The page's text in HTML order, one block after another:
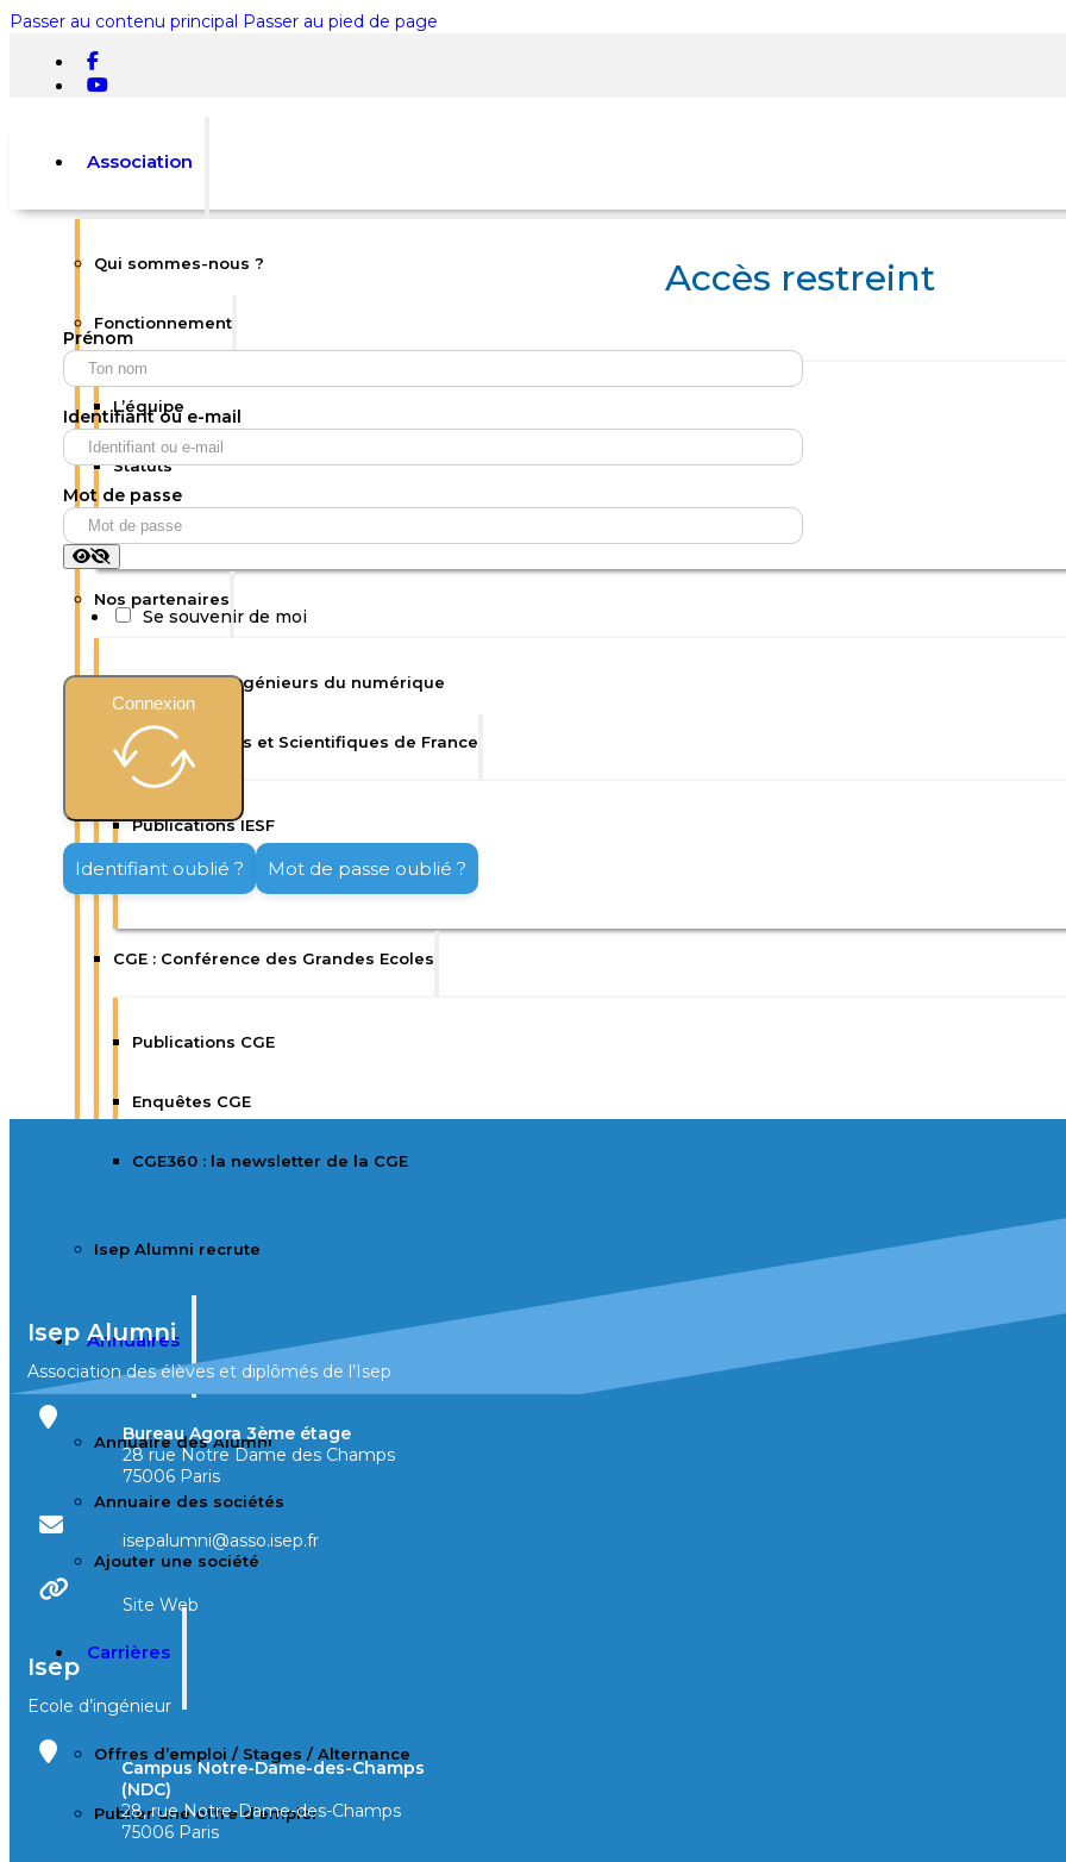
Passer au contenu principal Passer au pied de page
Rechercher sur le site
Rechercher
0
Votre panier est vide.
Boutique
Association
Qui sommes-nous ?
Fonctionnement
L’équipe
Statuts
Règlement intérieur
Nos partenaires
Isep : Ecole d’ingénieurs du numérique
IESF : Ingénieurs et Scientifiques de France
Publications IESF
CGE : Conférence des Grandes Ecoles
Publications CGE
Enquêtes CGE
CGE360 : la newsletter de la CGE
Isep Alumni recrute
Annuaires
Annuaire des Alumni
Annuaire des sociétés
Ajouter une société
Carrières
Offres d’emploi / Stages / Alternance
Publier une offre d’emploi
Accès restreint
Prénom
Identifiant ou e-mail
Mot de passe
Se souvenir de moi
Connexion
Identifiant oublié ? Mot de passe oublié ?
Isep Alumni
Association des élèves et diplômés de l’Isep
Bureau Agora 3ème étage
28 rue Notre Dame des Champs
75006 Paris
isepalumni@asso.isep.fr
Site Web
Isep
Ecole d’ingénieur
Campus Notre-Dame-des-Champs
(NDC)
28, rue Notre-Dame-des-Champs
75006 Paris